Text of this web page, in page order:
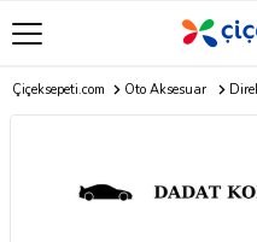
Çiçeksepeti.com Oto Aksesuar